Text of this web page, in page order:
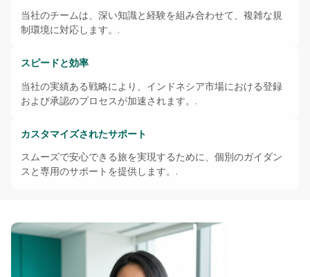
当社のチームは、深い知識と経験を組み合わせて、複雑な規
制環境に対応します。.
スピードと効率
当社の実績ある戦略により、インドネシア市場における登録
および承認のプロセスが加速されます。.
カスタマイズされたサポート
スムーズで安心できる旅を実現するために、個別のガイダン
スと専用のサポートを提供します。.